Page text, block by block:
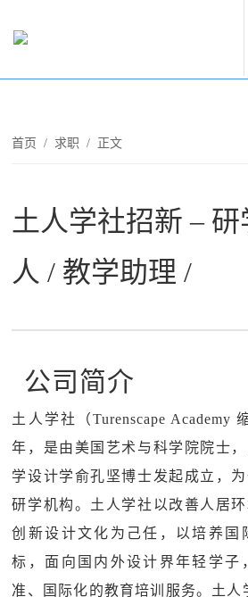
首页 /求职 / 正文
土人学社招新 –
人 / 教学助理 /
公司简介
土人学社（Turenscape Academy
年，是由美国艺术与科学院院士
学设计学俞孔坚博士发起成立，
研学机构。土人学社以改善人居环
创新设计文化为己任，以培养国
标，面向国内外设计界年轻学子
准、国际化的教育培训服务。土人